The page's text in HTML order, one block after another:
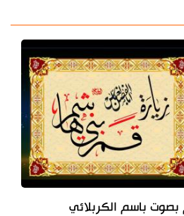
باسم الكربلائي